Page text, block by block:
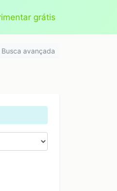
grátis
Busca avançada